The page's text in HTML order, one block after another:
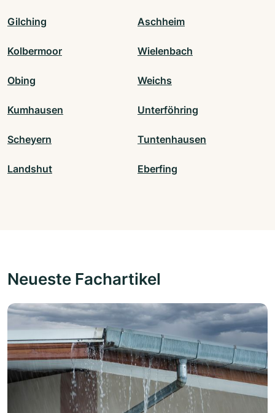
Gilching Aschheim
Kolbermoor Wielenbach
Obing Weichs
Kumhausen Unterföhring
Scheyern Tuntenhausen
Landshut Eberfing
Neueste Fachartikel